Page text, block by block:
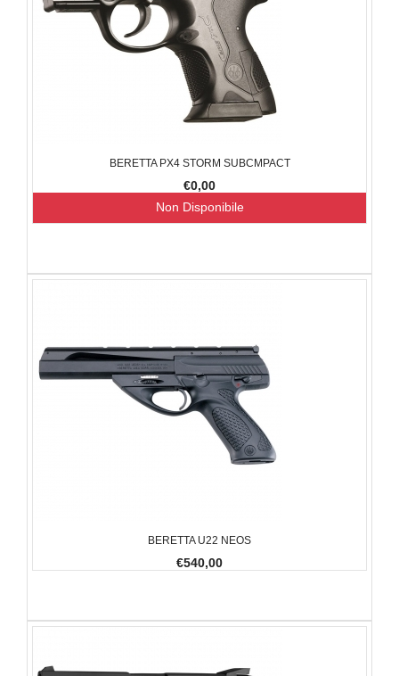
BERETTA PX4 STORM SUBCMPACT
€0,00
Non Disponibile
BERETTA U22 NEOS
€540,00